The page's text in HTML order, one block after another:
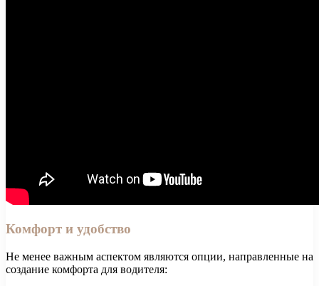
Комфорт и удобство
Не менее важным аспектом являются опции, направленные на
создание комфорта для водителя: